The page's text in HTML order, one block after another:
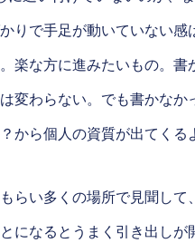
りで手足が動いていない
楽な方に進みたいもの。
変わらない。でも書かな
から個人の資質が出てくる
らい多くの場所で見聞し
になるとうまく引き出し